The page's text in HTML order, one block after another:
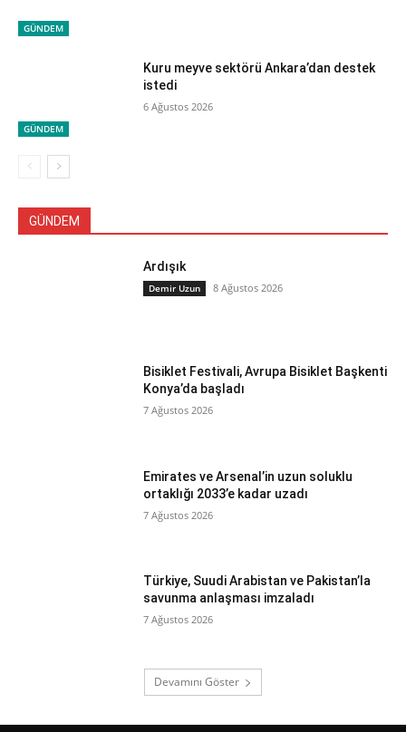
GÜNDEM
GÜNDEM
Kuru meyve sektörü Ankara’dan destek
istedi
6 Ağustos 2026
GÜNDEM
Ardışık
Demir Uzun 8 Ağustos 2026
Bisiklet Festivali, Avrupa Bisiklet Başkenti
Konya’da başladı
7 Ağustos 2026
Emirates ve Arsenal’in uzun soluklu
ortaklığı 2033’e kadar uzadı
7 Ağustos 2026
Türkiye, Suudi Arabistan ve Pakistan’la
savunma anlaşması imzaladı
7 Ağustos 2026
Devamını Göster